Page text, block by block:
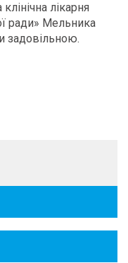
лікарня
ради» Мельника
задовільною.
ради